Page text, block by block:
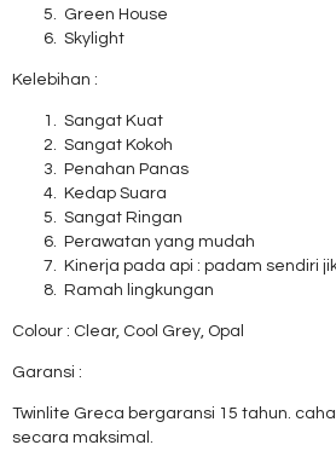
Green House
Skylight
Kelebihan :
Sangat Kuat
Sangat Kokoh
Penahan Panas
Kedap Suara
Sangat Ringan
Perawatan yang mudah
Kinerja pada api : padam sendiri
Ramah lingkungan
Colour : Clear, Cool Grey, Opal
Garansi :
Twinlite Greca bergaransi 15 tahun.
secara maksimal.